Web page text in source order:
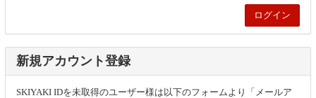
新規アカウント登録
SKIYAKI IDを未取得のユーザー様は以下のフォームより「メールア